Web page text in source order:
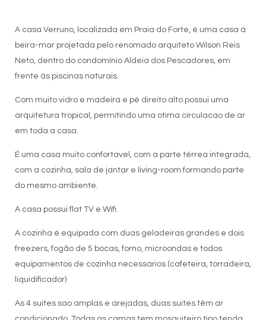
A casa Verruno, localizada em Praia do Forte, é uma casa à
beira-mar projetada pelo renomado arquiteto Wilson Reis
Neto, dentro do condomínio Aldeia dos Pescadores, em
frente às piscinas naturais.
Com muito vidro e madeira e pé direito alto possui uma
arquitetura tropical, permitindo uma otima circulacao de ar
em toda a casa.
É uma casa muito confortavel, com a parte térrea integrada,
com a cozinha, sala de jantar e living-room formando parte
do mesmo ambiente.
A casa possui flat TV e Wifi.
A cozinha é equipada com duas geladeiras grandes e dois
freezers, fogão de 5 bocas, forno, microondas e todos
equipamentos de cozinha necessarios (cafeteira, torradeira,
liquidificador)
As 4 suites sao amplas e arejadas, duas suites têm ar